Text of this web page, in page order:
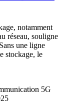
notamment
réseau, souligne
une ligne
stockage, le